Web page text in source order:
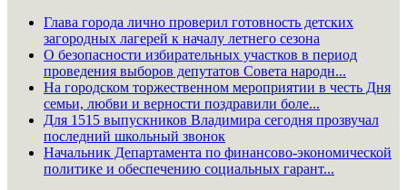
Глава города лично проверил готовность детских
загородных лагерей к началу летнего сезона
О безопасности избирательных участков в период
проведения выборов депутатов Совета народн...
На городском торжественном мероприятии в честь Дня
семьи, любви и верности поздравили боле...
Для 1515 выпускников Владимира сегодня прозвучал
последний школьный звонок
Начальник Департамента по финансово-экономической
политике и обеспечению социальных гарант...